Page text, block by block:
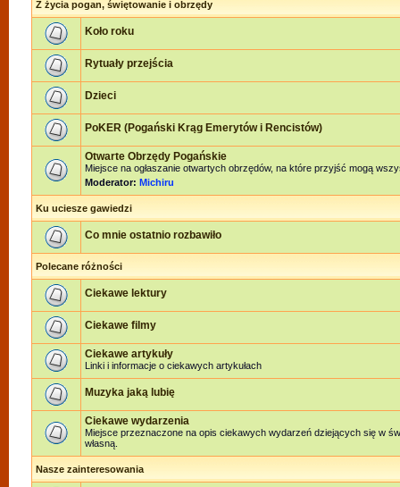
Z życia pogan, świętowanie i obrzędy
Koło roku
Rytuały przejścia
Dzieci
PoKER (Pogański Krąg Emerytów i Rencistów)
Otwarte Obrzędy Pogańskie
Miejsce na ogłaszanie otwartych obrzędów, na które przyjść mogą
Moderator: Michiru
Ku uciesze gawiedzi
Co mnie ostatnio rozbawiło
Polecane różności
Ciekawe lektury
Ciekawe filmy
Ciekawe artykuły
Linki i informacje o ciekawych artykułach
Muzyka jaką lubię
Ciekawe wydarzenia
Miejsce przeznaczone na opis ciekawych wydarzeń dziejących się w
własną.
Nasze zainteresowania